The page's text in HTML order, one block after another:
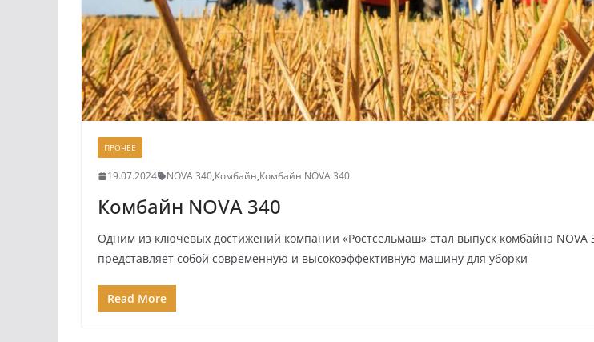
ПРОЧЕЕ
19.07.2024 NOVA 340,Комбайн,Комбайн NOVA 340
Комбайн NOVA 340
Одним из ключевых достижений компании «Ростсельмаш» стал выпуск комбайна NOVA
представляет собой современную и высокоэффективную машину для уборки
Read More